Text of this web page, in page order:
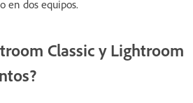
en dos equipos.
Classic y Lightroom